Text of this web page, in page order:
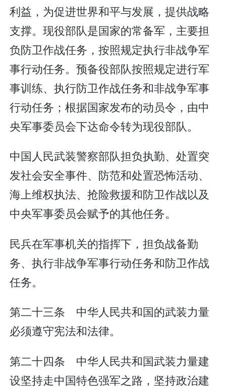
利益，为促进世界和平与发展，提供战略
支撑。现役部队是国家的常备军，主要担
负防卫作战任务，按照规定执行非战争军
事行动任务。预备役部队按照规定进行军
事训练、执行防卫作战任务和非战争军事
行动任务；根据国家发布的动员令，由中
央军事委员会下达命令转为现役部队。
中国人民武装警察部队担负执勤、处置突
发社会安全事件、防范和处置恐怖活动、
海上维权执法、抢险救援和防卫作战以及
中央军事委员会赋予的其他任务。
民兵在军事机关的指挥下，担负战备勤
务、执行非战争军事行动任务和防卫作战
任务。
第二十三条 中华人民共和国的武装力量
必须遵守宪法和法律。
第二十四条 中华人民共和国武装力量建
设坚持走中国特色强军之路，坚持政治建